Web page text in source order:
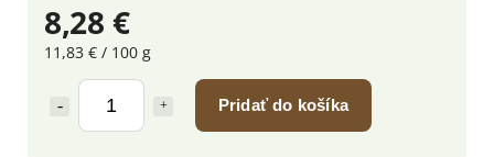
8,28 €
11,83 € / 100 g
Pridať do košíka